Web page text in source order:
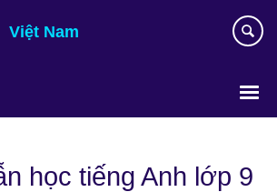
Việt Nam
học tiếng Anh lớp 9